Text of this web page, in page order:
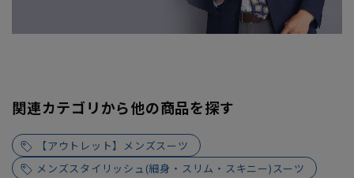
関連カテゴリから他の商品を探す
【アウトレット】メンズスーツ
メンズスタイリッシュ(細身・スリム・スキニー)スーツ